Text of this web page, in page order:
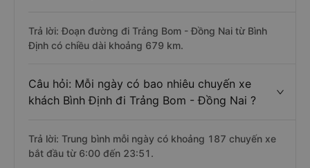
Trả lời: Đoạn đường đi Trảng Bom - Đồng Nai từ Bình
Định có chiều dài khoảng 679 km.
Câu hỏi: Mỗi ngày có bao nhiêu chuyến xe
khách Bình Định đi Trảng Bom - Đồng Nai ?
Trả lời: Trung bình mỗi ngày có khoảng 187 chuyến xe
bắt đầu từ 6:00 đến 23:51.